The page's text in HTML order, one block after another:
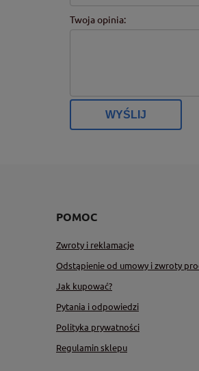
Twoja opinia:
WYŚLIJ
POMOC
Zwroty i reklamacje
Odstąpienie od umowy i zwroty
Jak kupować?
Pytania i odpowiedzi
Polityka prywatności
Regulamin sklepu